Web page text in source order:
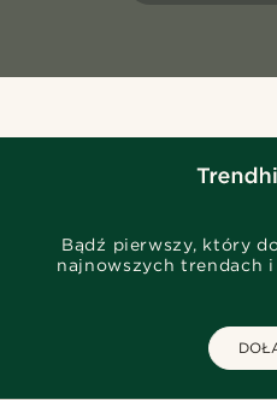
Bądź pierwszy, który
najnowszych trendach